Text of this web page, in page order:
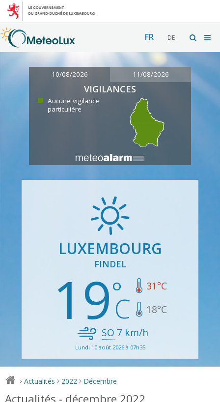
FR DE
10/08/2026 11/08/2026
VIGILANCES
Aucune vigilance
particulière
LUXEMBOURG
FINDEL
19 31°C
18°C
SO 7 km/h
Lundi 10 août 2026 à 07h35
> Actualités > 2022 > Décembre
Actualités - décembre 2022